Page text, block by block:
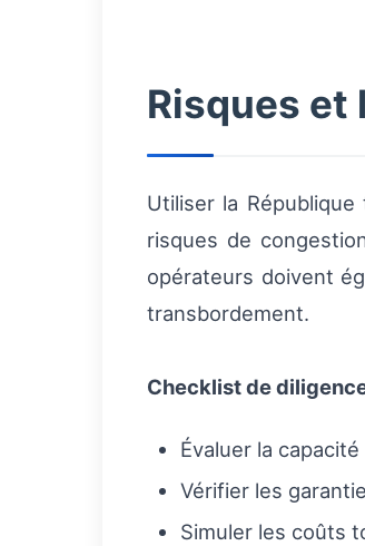
Risques et
Utiliser la
risques de
opérateurs doivent
transbordement.
Checklist de
Évaluer la
Vérifier les
Simuler les coûts